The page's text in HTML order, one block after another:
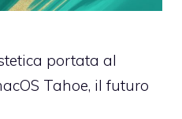
portata al
Tahoe, il futuro